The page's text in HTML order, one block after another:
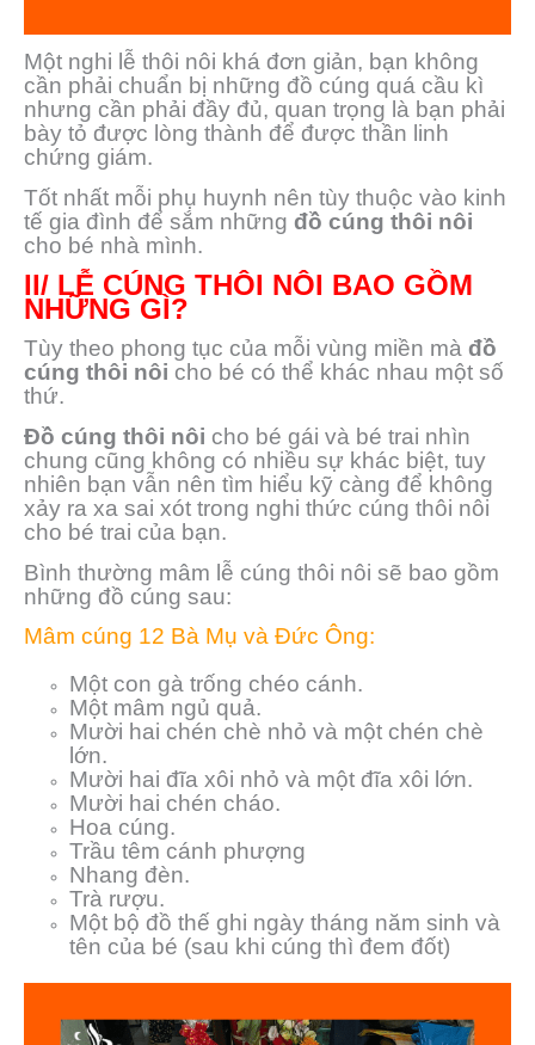
Một nghi lễ thôi nôi khá đơn giản, bạn không
cần phải chuẩn bị những đồ cúng quá cầu kì
nhưng cần phải đầy đủ, quan trọng là bạn phải
bày tỏ được lòng thành để được thần linh
chứng giám.
Tốt nhất mỗi phụ huynh nên tùy thuộc vào kinh
tế gia đình để sắm những đồ cúng thôi nôi
cho bé nhà mình.
II/ LỄ CÚNG THÔI NÔI BAO GỒM
NHỮNG GÌ?
Tùy theo phong tục của mỗi vùng miền mà đồ
cúng thôi nôi cho bé có thể khác nhau một số
thứ.
Đồ cúng thôi nôi cho bé gái và bé trai nhìn
chung cũng không có nhiều sự khác biệt, tuy
nhiên bạn vẫn nên tìm hiểu kỹ càng để không
xảy ra xa sai xót trong nghi thức cúng thôi nôi
cho bé trai của bạn.
Bình thường mâm lễ cúng thôi nôi sẽ bao gồm
những đồ cúng sau:
Mâm cúng 12 Bà Mụ và Đức Ông:
Một con gà trống chéo cánh.
Một mâm ngủ quả.
Mười hai chén chè nhỏ và một chén chè
lớn.
Mười hai đĩa xôi nhỏ và một đĩa xôi lớn.
Mười hai chén cháo.
Hoa cúng.
Trầu têm cánh phượng
Nhang đèn.
Trà rượu.
Một bộ đồ thế ghi ngày tháng năm sinh và
tên của bé (sau khi cúng thì đem đốt)